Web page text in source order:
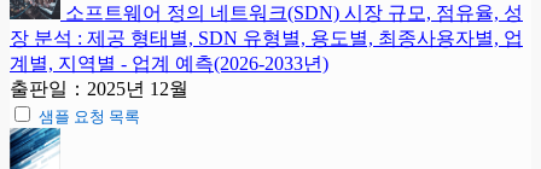
소프트웨어 정의 네트워크(SDN) 시장 규모, 점유율, 성
장 분석 : 제공 형태별, SDN 유형별, 용도별, 최종사용자별, 업
계별, 지역별 - 업계 예측(2026-2033년)
출판일：2025년 12월
샘플 요청 목록